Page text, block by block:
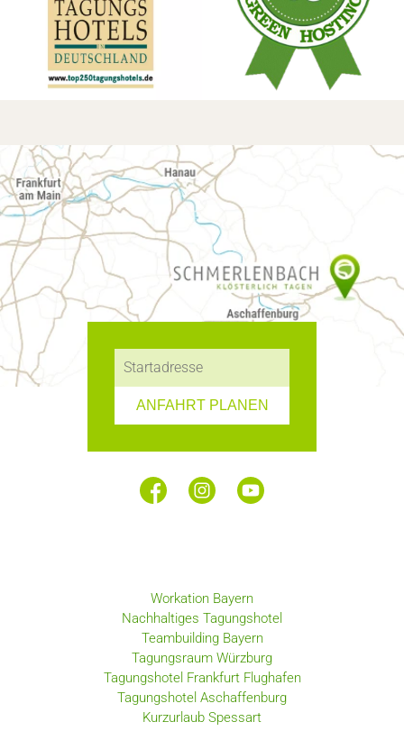
ANFAHRT PLANEN
Workation Bayern
Nachhaltiges Tagungshotel
Teambuilding Bayern
Tagungsraum Würzburg
Tagungshotel Frankfurt Flughafen
Tagungshotel Aschaffenburg
Kurzurlaub Spessart